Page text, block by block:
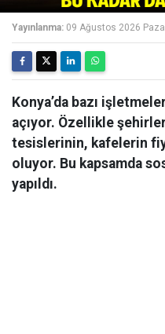
Yayınlanma: 09 Ağustos 2026
Konya’da bazı
açıyor. Özellikle
tesislerinin, kafelerin
oluyor. Bu kapsamda
yapıldı.